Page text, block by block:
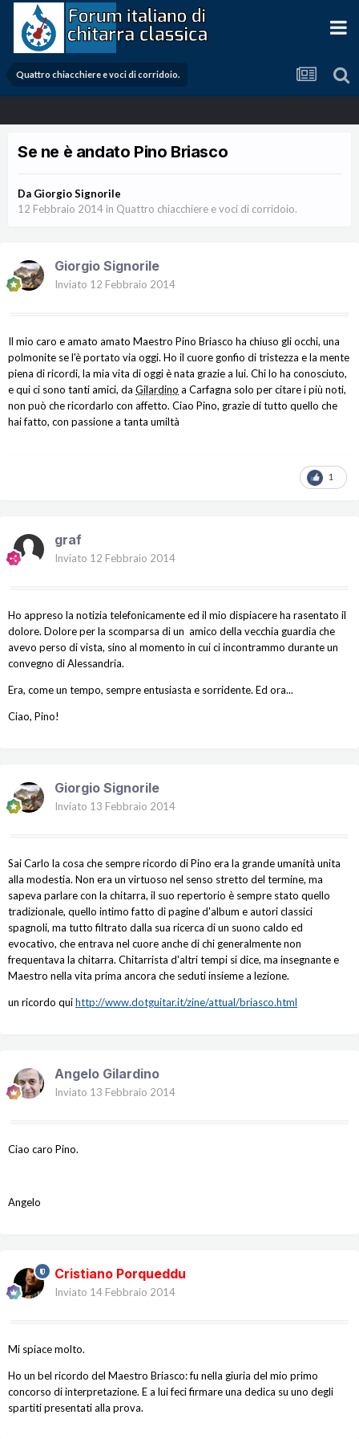
Quattro chiacchiere e voci di corridoio.
Se ne è andato Pino Briasco
Da Giorgio Signorile
12 Febbraio 2014 in Quattro chiacchiere e voci di corridoio.
Giorgio Signorile
Inviato 12 Febbraio 2014
Il mio caro e amato amato Maestro Pino Briasco ha chiuso gli occhi, una
polmonite se l'è portato via oggi. Ho il cuore gonfio di tristezza e la mente
piena di ricordi, la mia vita di oggi è nata grazie a lui. Chi lo ha conosciuto,
e qui ci sono tanti amici, da Gilardino a Carfagna solo per citare i più noti,
non può che ricordarlo con affetto. Ciao Pino, grazie di tutto quello che
hai fatto, con passione a tanta umiltà
1
graf
Inviato 12 Febbraio 2014
Ho appreso la notizia telefonicamente ed il mio dispiacere ha rasentato il
dolore. Dolore per la scomparsa di un amico della vecchia guardia che
avevo perso di vista, sino al momento in cui ci incontrammo durante un
convegno di Alessandria.
Era, come un tempo, sempre entusiasta e sorridente. Ed ora...
Ciao, Pino!
Giorgio Signorile
Inviato 13 Febbraio 2014
Sai Carlo la cosa che sempre ricordo di Pino era la grande umanità unita
alla modestia. Non era un virtuoso nel senso stretto del termine, ma
sapeva parlare con la chitarra, il suo repertorio è sempre stato quello
tradizionale, quello intimo fatto di pagine d'album e autori classici
spagnoli, ma tutto filtrato dalla sua ricerca di un suono caldo ed
evocativo, che entrava nel cuore anche di chi generalmente non
frequentava la chitarra. Chitarrista d'altri tempi si dice, ma insegnante e
Maestro nella vita prima ancora che seduti insieme a lezione.
un ricordo quihttp://www.dotguitar.it/zine/attual/briasco.html
Angelo Gilardino
Inviato 13 Febbraio 2014
Ciao caro Pino.
Angelo
Cristiano Porqueddu
Inviato 14 Febbraio 2014
Mi spiace molto.
Ho un bel ricordo del Maestro Briasco: fu nella giuria del mio primo
concorso di interpretazione. E a lui feci firmare una dedica su uno degli
spartiti presentati alla prova.